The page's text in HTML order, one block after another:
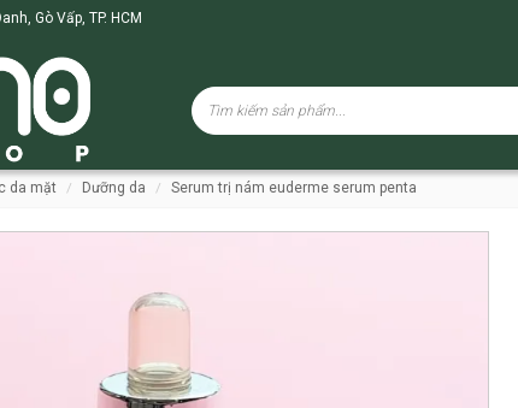
Gò Vấp, TP. HCM
da mặt dưỡng da serum trị nám euderme serum penta